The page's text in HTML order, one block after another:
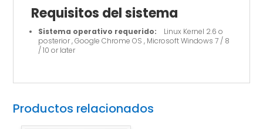
Requisitos del sistema
Sistema operativo requerido: Linux Kernel 2.6 o
posterior , Google Chrome OS , Microsoft Windows 7 / 8
/ 10 or later
Productos relacionados